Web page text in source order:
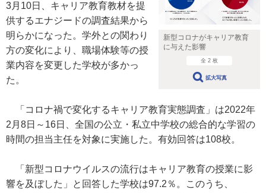
新型コロナがキャリア教育
に与えた影響
全 2 枚
拡大写真
3月10日、キャリア教育教材を提
供するエナジードの調査結果から
明らかになった。学外との関わり
方の変化により、職場体験等の授
業内容を変更した学校が多かっ
た。
「コロナ禍で変化するキャリア教育実態調査」は2022年
2月8日～16日、全国の公立・私立中学校の総合的な学習の
時間の担当主任を対象に実施した。有効回答は108校。
「新型コロナウイルスの流行はキャリア教育の授業に影
響を及ぼした」と回答した学校は97.2％。このうち、